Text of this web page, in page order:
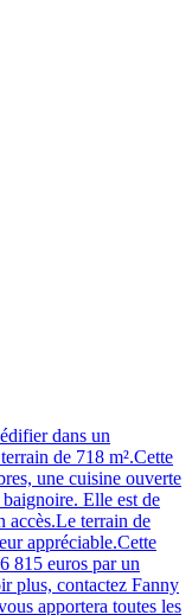
dans un
de 718 m².Cette
une cuisine ouverte
Elle est de
accès.Le terrain de
appréciable.Cette
815 euros par un
plus, contactez Fanny
apportera toutes les